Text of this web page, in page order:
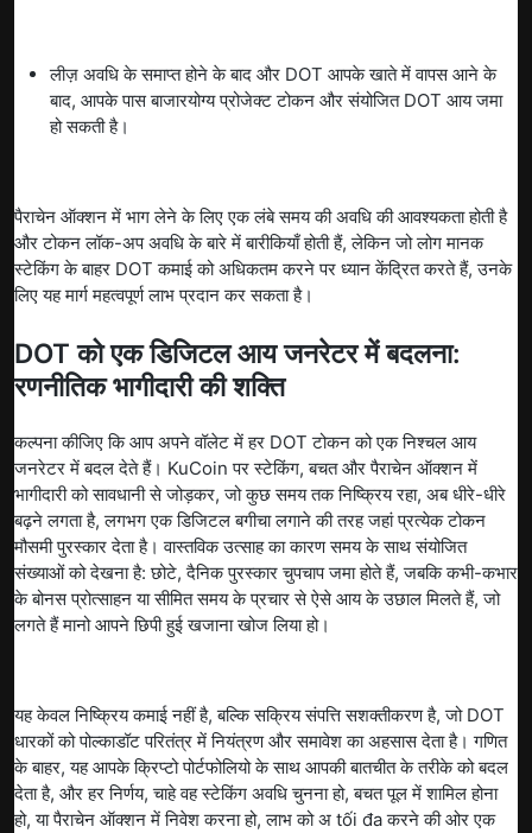
लीज़ अवधि के समाप्त होने के बाद और DOT आपके खाते में वापस आने के
बाद, आपके पास बाजारयोग्य प्रोजेक्ट टोकन और संयोजित DOT आय जमा
हो सकती है।
पैराचेन ऑक्शन में भाग लेने के लिए एक लंबे समय की अवधि की आवश्यकता होती है
और टोकन लॉक-अप अवधि के बारे में बारीकियाँ होती हैं, लेकिन जो लोग मानक
स्टेकिंग के बाहर DOT कमाई को अधिकतम करने पर ध्यान केंद्रित करते हैं, उनके
लिए यह मार्ग महत्वपूर्ण लाभ प्रदान कर सकता है।
DOT को एक डिजिटल आय जनरेटर में बदलना:
रणनीतिक भागीदारी की शक्ति
कल्पना कीजिए कि आप अपने वॉलेट में हर DOT टोकन को एक निश्चल आय
जनरेटर में बदल देते हैं। KuCoin पर स्टेकिंग, बचत और पैराचेन ऑक्शन में
भागीदारी को सावधानी से जोड़कर, जो कुछ समय तक निष्क्रिय रहा, अब धीरे-धीरे
बढ़ने लगता है, लगभग एक डिजिटल बगीचा लगाने की तरह जहां प्रत्येक टोकन
मौसमी पुरस्कार देता है। वास्तविक उत्साह का कारण समय के साथ संयोजित
संख्याओं को देखना है: छोटे, दैनिक पुरस्कार चुपचाप जमा होते हैं, जबकि कभी-कभार
के बोनस प्रोत्साहन या सीमित समय के प्रचार से ऐसे आय के उछाल मिलते हैं, जो
लगते हैं मानो आपने छिपी हुई खजाना खोज लिया हो।
यह केवल निष्क्रिय कमाई नहीं है, बल्कि सक्रिय संपत्ति सशक्तीकरण है, जो DOT
धारकों को पोल्काडॉट परितंत्र में नियंत्रण और समावेश का अहसास देता है। गणित
के बाहर, यह आपके क्रिप्टो पोर्टफोलियो के साथ आपकी बातचीत के तरीके को बदल
देता है, और हर निर्णय, चाहे वह स्टेकिंग अवधि चुनना हो, बचत पूल में शामिल होना
हो, या पैराचेन ऑक्शन में निवेश करना हो, लाभ को अ tối đa करने की ओर एक